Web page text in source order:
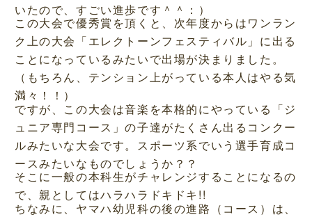
いたので、すごい進歩です＾＾：）
この大会で優秀賞を頂くと、次年度からはワンラン
ク上の大会「エレクトーンフェスティバル」に出る
ことになっているみたいで出場が決まりました。
（もちろん、テンション上がっている本人はやる気
満々！！）
ですが、この大会は音楽を本格的にやっている「ジ
ュニア専門コース」の子達がたくさん出るコンクー
ルみたいな大会です。スポーツ系でいう選手育成コ
ースみたいなものでしょうか？？
そこに一般の本科生がチャレンジすることになるの
で、親としてはハラハラドキドキ!!
ちなみに、ヤマハ幼児科の後の進路（コース）は、